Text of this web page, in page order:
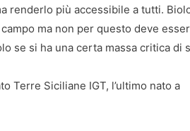
renderlo più accessibile a tutti.
ma non per questo deve
se si ha una certa massa critica di
Terre Siciliane IGT, l’ultimo nato a